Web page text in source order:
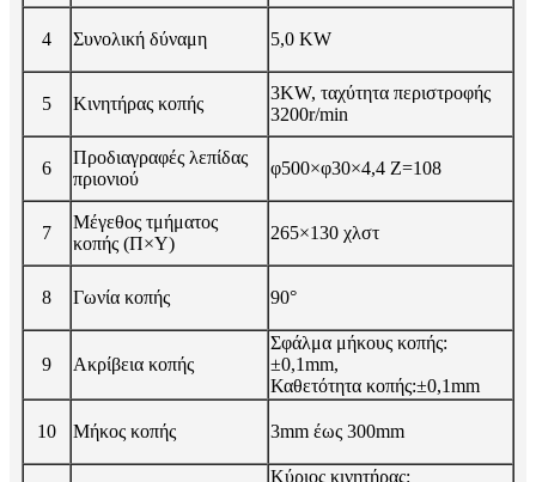
4 Συνολική δύναμη 5,0 KW
5 Κινητήρας κοπής
3KW, ταχύτητα περιστροφής
3200r/min
6
Προδιαγραφές λεπίδας
πριονιού
φ500×φ30×4,4 Z=108
7
Μέγεθος τμήματος
κοπής (Π×Υ)
265×130 χλστ
8 Γωνία κοπής 90°
9 Ακρίβεια κοπής
Σφάλμα μήκους κοπής:
±0,1mm,
Καθετότητα κοπής:±0,1mm
10 Μήκος κοπής 3mm έως 300mm
Κύριος κινητήρας: